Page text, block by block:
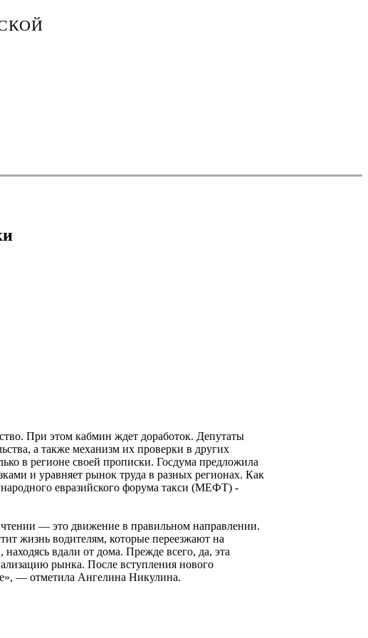
При этом кабмин ждет доработок. Депутаты
а также механизм их проверки в других
в регионе своей прописки. Госдума предложила
и уравняет рынок труда в разных регионах. Как
евразийского форума такси (МЕФТ) -
— это движение в правильном направлении.
жизнь водителям, которые переезжают на
вдали от дома. Прежде всего, да, эта
рынка. После вступления нового
— отметила Ангелина Никулина.